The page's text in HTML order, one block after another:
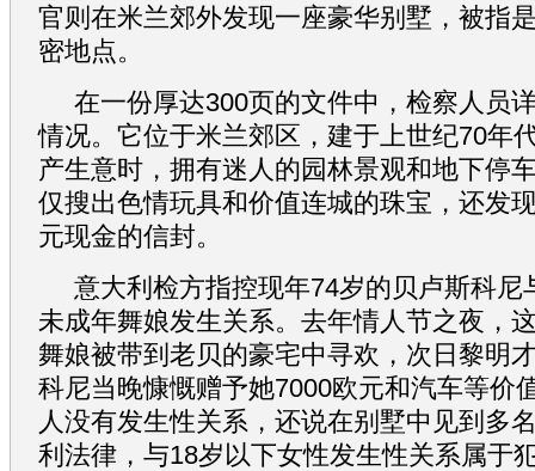
官则在米兰郊外发现一座豪华别墅，被指
密地点。
在一份厚达300页的文件中，检察人员
情况。它位于米兰郊区，建于上世纪70年
产生意时，拥有迷人的园林景观和地下停
仅搜出色情玩具和价值连城的珠宝，还发
元现金的信封。
意大利检方指控现年74岁的贝卢斯科尼
未成年舞娘发生关系。去年情人节之夜，
舞娘被带到老贝的豪宅中寻欢，次日黎明
科尼当晚慷慨赠予她7000欧元和汽车等价
人没有发生性关系，还说在别墅中见到多
利法律，与18岁以下女性发生性关系属于